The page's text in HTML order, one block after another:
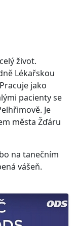
život.
Lékařskou
jako
pacienty se
Je
města Žďáru
na tanečním
vášeň.